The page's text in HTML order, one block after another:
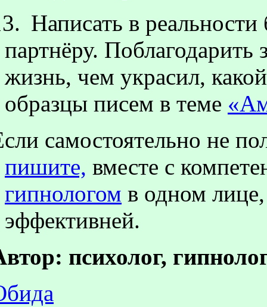
Написать в
партнёру. Поблагодарить
жизнь, чем украсил,
образцы писем в теме
самостоятельно не
пишите, вместе с
гипнологом в одном лице,
эффективней.
психолог,